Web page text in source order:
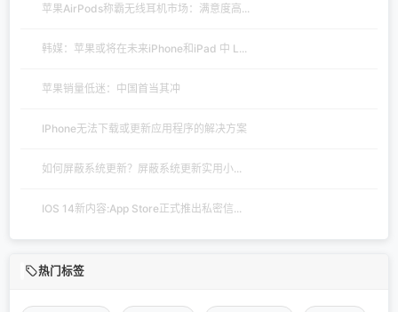
苹果AirPods称霸无线耳机市场：满意度高...
韩媒：苹果或将在未来iPhone和iPad 中 L...
苹果销量低迷：中国首当其冲
IPhone无法下载或更新应用程序的解决方案
如何屏蔽系统更新？屏蔽系统更新实用小...
IOS 14新内容:App Store正式推出私密信...
热门标签